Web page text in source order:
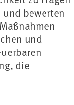
bewerten
und
die